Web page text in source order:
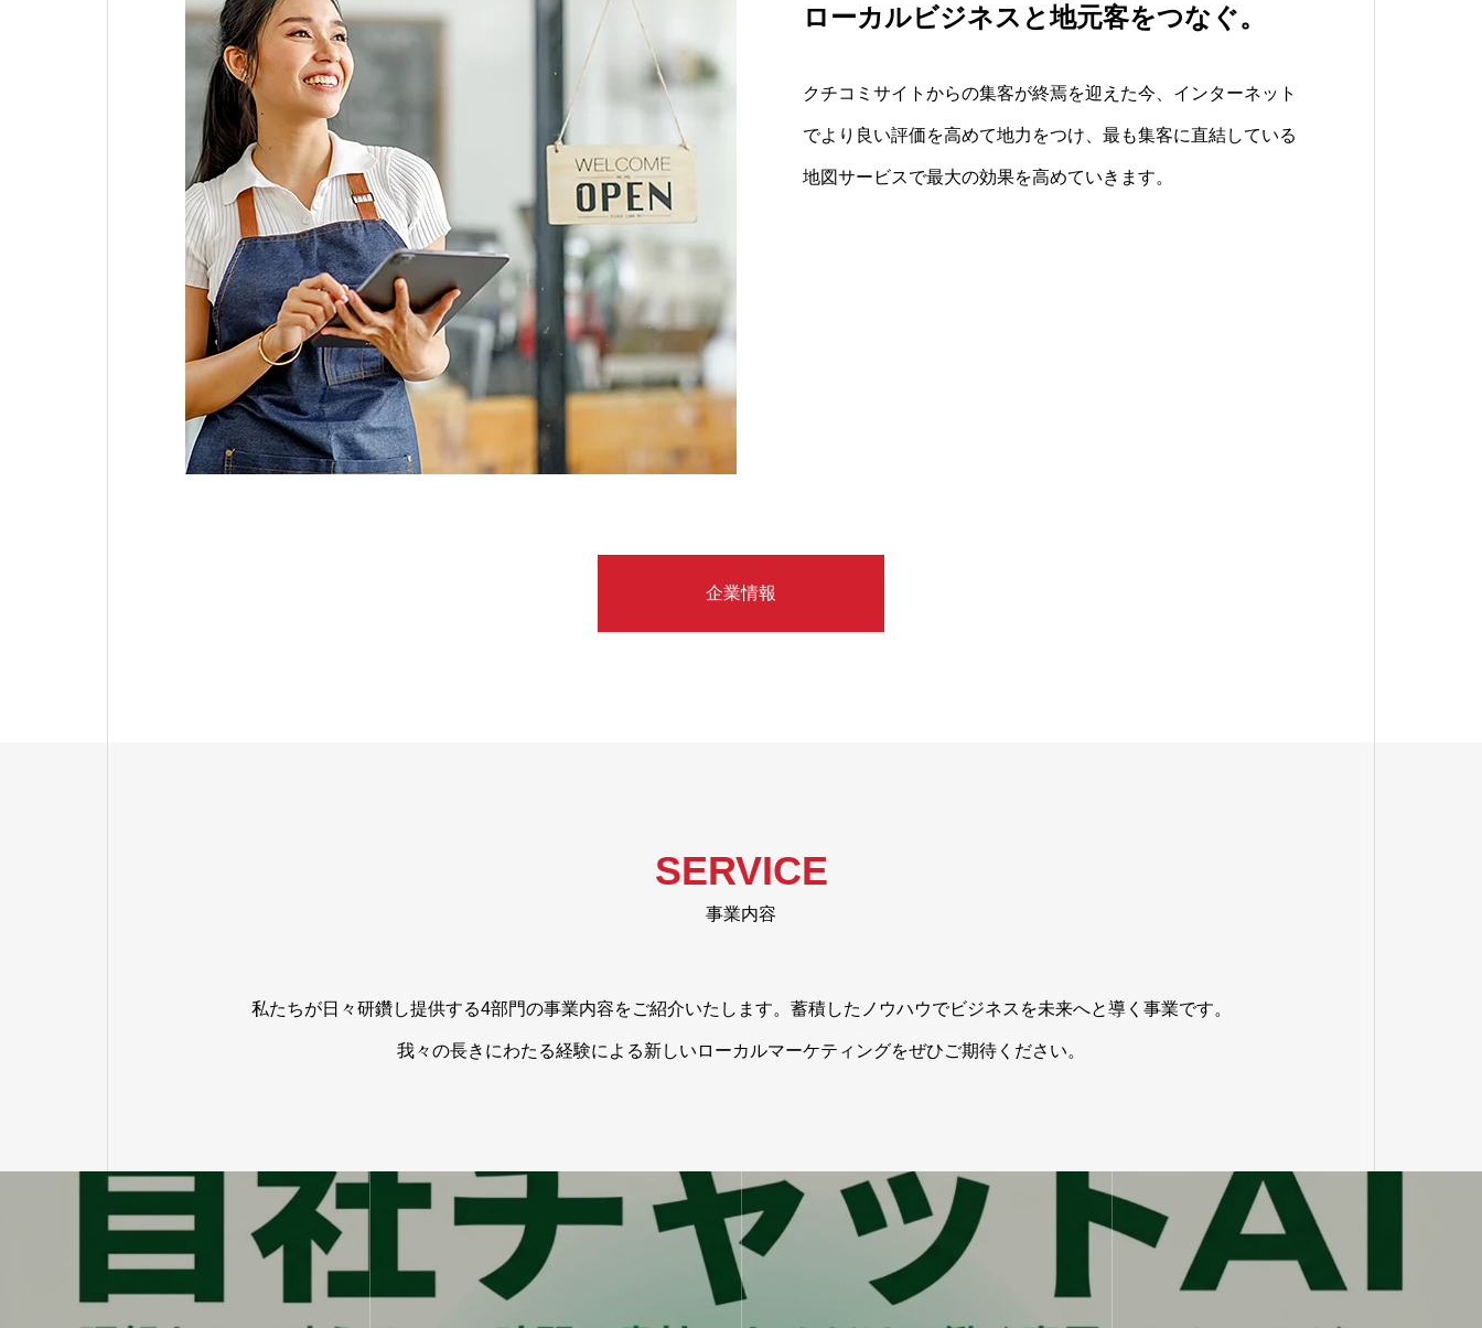
ローカルビジネスと地元客をつなぐ。
クチコミサイトからの集客が終焉を迎えた今、インターネット
でより良い評価を高めて地力をつけ、最も集客に直結している
地図サービスで最大の効果を高めていきます。
企業情報
メディアで信頼を蓄積する
日進月歩で精度を増す検索エンジン。小手先のごまかしは通用
しない時代。
企業理念
常に最新で最善を。蓄積し継続される信
我々はユーザーがお店を探すためのメディアを常に把握し、そ
こから最大限の集客効動線を創り出す最適解を示します。
会社概要
SERVICE
事業内容
私たちが日々研鑽し提供する4部門の事業内容をご紹介いたします。蓄積したノウハウでビジネスを未来へと導く事業です。
我々の長きにわたる経験による新しいローカルマーケティングをぜひご期待ください。